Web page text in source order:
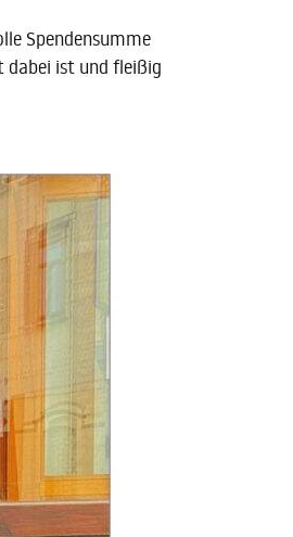
Spendensumme
dabei ist und fleißig